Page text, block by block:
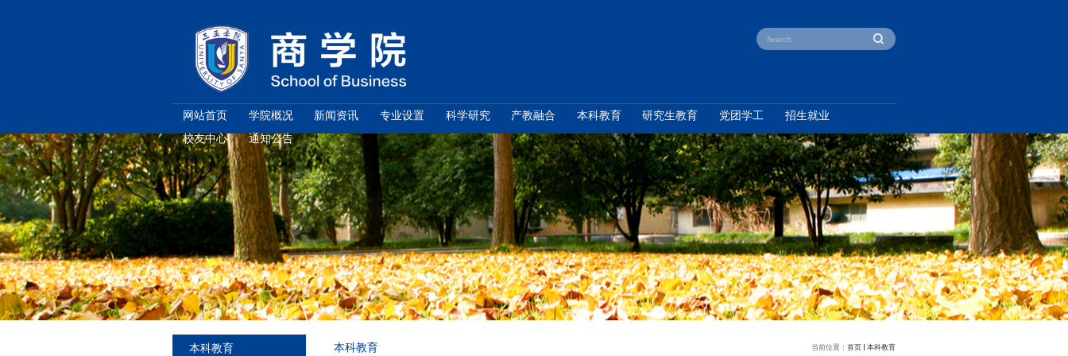
网站首页 学院概况 新闻资讯 专业设置 科学研究 产教融合 本科教育 研究生教育 党团
校友中心 通知公告